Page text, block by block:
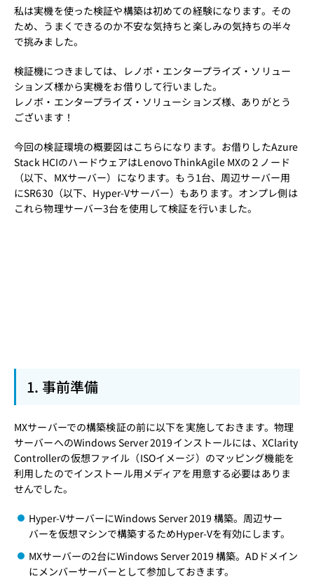
私は実機を使った検証や構築は初めての経験になります。その
ため、うまくできるのか不安な気持ちと楽しみの気持ちの半々
で挑みました。
検証機につきましては、レノボ・エンタープライズ・ソリュー
ションズ様から実機をお借りして行いました。
レノボ・エンタープライズ・ソリューションズ様、ありがとう
ございます！
今回の検証環境の概要図はこちらになります。お借りしたAzure
Stack HCIのハードウェアはLenovo ThinkAgile MXの２ノード
（以下、MXサーバー）になります。もう1台、周辺サーバー用
にSR630（以下、Hyper-Vサーバー）もあります。オンプレ側は
これら物理サーバー3台を使用して検証を行いました。
1. 事前準備
MXサーバーでの構築検証の前に以下を実施しておきます。物理
サーバーへのWindows Server 2019インストールには、XClarity
Controllerの仮想ファイル（ISOイメージ）のマッピング機能を
利用したのでインストール用メディアを用意する必要はありま
せんでした。
Hyper-VサーバーにWindows Server 2019 構築。周辺サー
バーを仮想マシンで構築するためHyper-Vを有効にします。
MXサーバーの2台にWindows Server 2019 構築。ADドメイン
にメンバーサーバーとして参加しておきます。